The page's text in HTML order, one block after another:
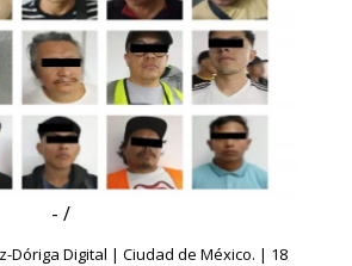
- /
Dóriga Digital | Ciudad de México. | 18